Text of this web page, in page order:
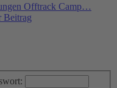
Offtrack Camp…
Beitrag